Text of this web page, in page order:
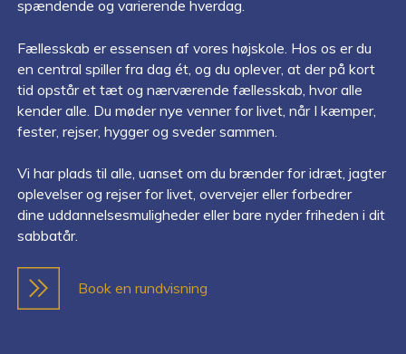
spændende og varierende hverdag.
Fællesskab er essensen af vores højskole. Hos os er du
en central spiller fra dag ét, og du oplever, at der på kort
tid opstår et tæt og nærværende fællesskab, hvor alle
kender alle. Du møder nye venner for livet, når I kæmper,
fester, rejser, hygger og sveder sammen.
Vi har plads til alle, uanset om du brænder for idræt, jagter
oplevelser og rejser for livet, overvejer eller forbedrer
dine uddannelsesmuligheder eller bare nyder friheden i dit
sabbatår.
Book en rundvisning